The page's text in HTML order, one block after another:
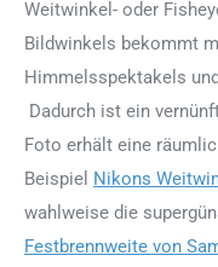
Weitwinkel- oder
Bildwinkels bekommt
Himmelsspektakels
Dadurch ist ein
Foto erhält eine
Beispiel Nikons
wahlweise die
Festbrennweite von